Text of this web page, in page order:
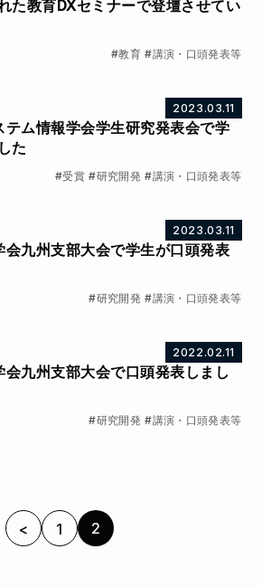
た教育DXセミナーで登壇させてい
教育 講演・口頭発表等
2023.03.11
ム情報学会学生研究発表会で学
た
受賞 研究開発 講演・口頭発表等
2023.03.11
九州支部大会で学生が口頭発表
研究開発 講演・口頭発表等
2022.02.11
九州支部大会で口頭発表しまし
研究開発 講演・口頭発表等
< 1 2